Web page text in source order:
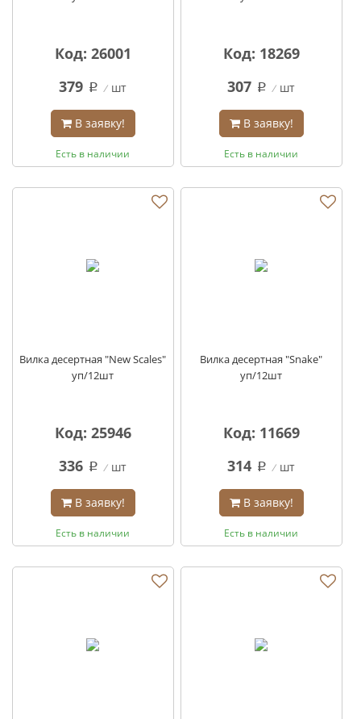
Код: 26001
379 q шт
В заявку!
Есть в наличии
Код: 18269
307 q шт
В заявку!
Есть в наличии
Вилка десертная "New Scales"
уп/12шт
Код: 25946
336 q шт
В заявку!
Есть в наличии
Вилка десертная "Snake"
уп/12шт
Код: 11669
314 q шт
В заявку!
Есть в наличии